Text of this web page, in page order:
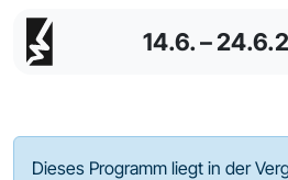
14.6. –
Programm - 2026
Dieses Programm liegt in der